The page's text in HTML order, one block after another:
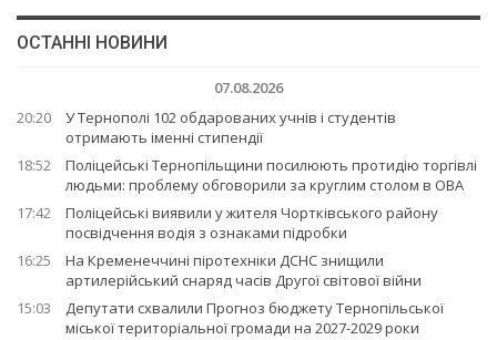
ОСТАННІ НОВИНИ
07.08.2026
20:20
У Тернополі 102 обдарованих учнів і студентів
отримають іменні стипендії
18:52
Поліцейські Тернопільщини посилюють протидію торгівлі
людьми: проблему обговорили за круглим столом в ОВА
17:42
Поліцейські виявили у жителя Чортківського району
посвідчення водія з ознаками підробки
16:25
На Кременеччині піротехніки ДСНС знищили
артилерійський снаряд часів Другої світової війни
15:03
Депутати схвалили Прогноз бюджету Тернопільської
міської територіальної громади на 2027-2029 роки